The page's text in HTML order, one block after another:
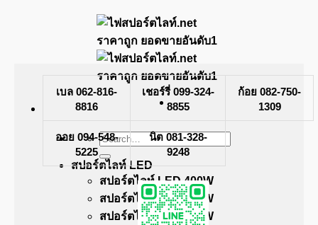
Search
for:
สปอร์ตไลท์ LED
สปอร์ตไลท์ LED 400W
สปอร์ตไลท์ LED 300W
สปอร์ตไลท์ LED 200W
เบล 062-816-
8816
เชอร์รี่ 099-324-
8855
ก้อย 082-750-
1309
ออย 094-548-
5225
นิต 081-328-
9248